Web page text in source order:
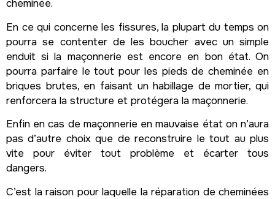
cheminée.
En ce qui concerne les fissures, la plupart du temps on
pourra se contenter de les boucher avec un simple
enduit si la maçonnerie est encore en bon état. On
pourra parfaire le tout pour les pieds de cheminée en
briques brutes, en faisant un habillage de mortier, qui
renforcera la structure et protégera la maçonnerie.
Enfin en cas de maçonnerie en mauvaise état on n’aura
pas d’autre choix que de reconstruire le tout au plus
vite pour éviter tout problème et écarter tous
dangers.
C’est la raison pour laquelle la réparation de cheminées